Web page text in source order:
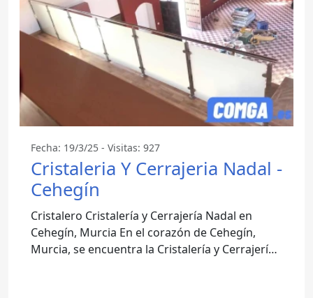
Fecha: 19/3/25 - Visitas: 927
Cristaleria Y Cerrajeria Nadal -
Cehegín
Cristalero Cristalería y Cerrajería Nadal en
Cehegín, Murcia En el corazón de Cehegín,
Murcia, se encuentra la Cristalería y Cerrajería